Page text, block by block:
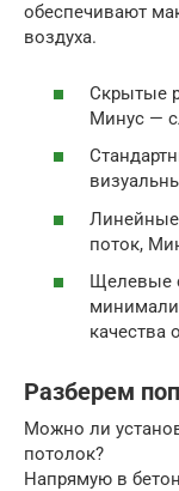
обеспечивают
воздуха.
Скрытые
Минус —
поток,
Щелевые
качества
Разберем
Можно ли
потолок?
Напрямую в